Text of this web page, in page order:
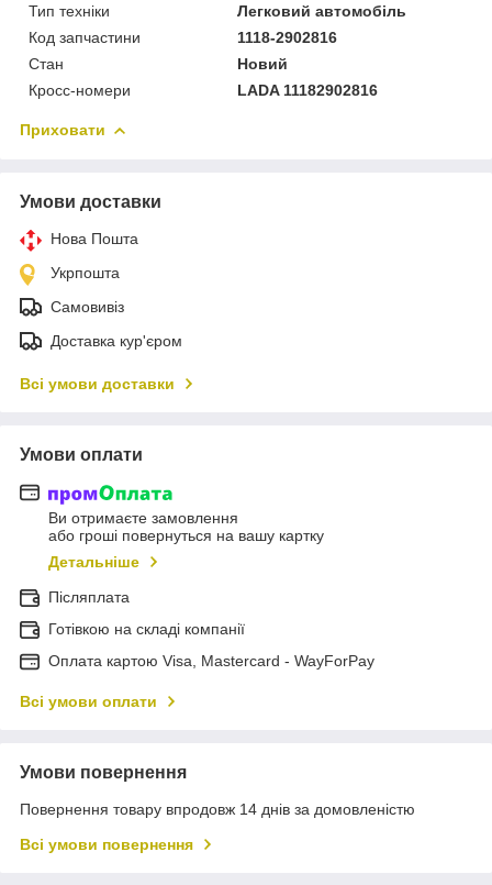
Тип техніки
Легковий автомобіль
Код запчастини
1118-2902816
Стан
Новий
Кросс-номери
LADA 11182902816
Приховати
Умови доставки
Нова Пошта
Укрпошта
Самовивіз
Доставка кур'єром
Всі умови доставки
Умови оплати
Ви отримаєте замовлення
або гроші повернуться на вашу картку
Детальніше
Післяплата
Готівкою на складі компанії
Оплата картою Visa, Mastercard - WayForPay
Всі умови оплати
Умови повернення
Повернення товару впродовж 14 днів за домовленістю
Всі умови повернення